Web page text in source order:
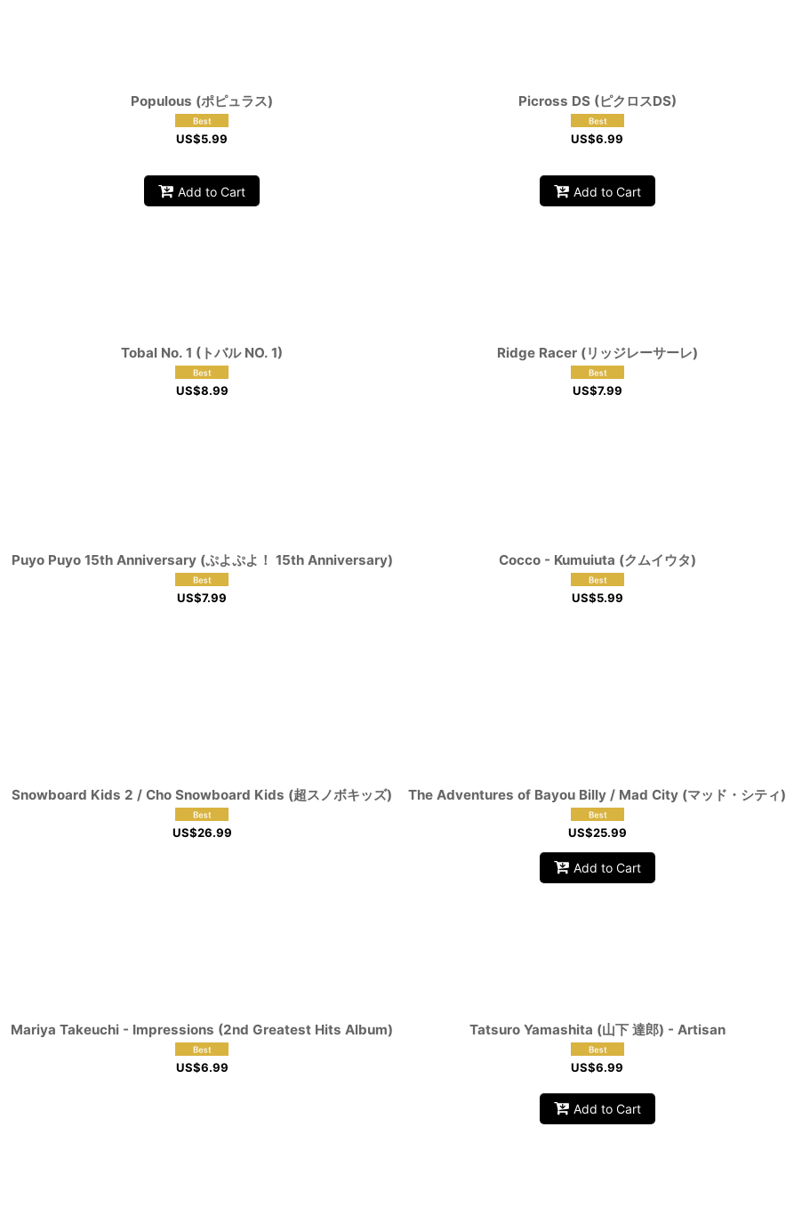
Populous (ポピュラス)
US$5.99
Add to Cart
Picross DS (ピクロスDS)
US$6.99
Add to Cart
Tobal No. 1 (トバル NO. 1)
US$8.99
Ridge Racer (リッジレーサーレ)
US$7.99
Puyo Puyo 15th Anniversary (ぷよぷよ！ 15th Anniversary)
US$7.99
Cocco - Kumuiuta (クムイウタ)
US$5.99
Snowboard Kids 2 / Cho Snowboard Kids (超スノボキッズ)
US$26.99
The Adventures of Bayou Billy / Mad City (マッド・シティ)
US$25.99
Add to Cart
Mariya Takeuchi - Impressions (2nd Greatest Hits Album)
US$6.99
Tatsuro Yamashita (山下 達郎) - Artisan
US$6.99
Add to Cart